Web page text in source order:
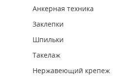
Анкерная техника
Заклепки
Шпильки
Такелаж
Нержавеющий крепеж